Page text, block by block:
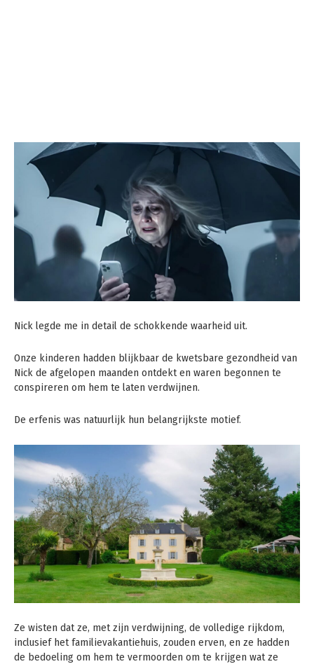
Nick legde me in detail de schokkende waarheid uit.
Onze kinderen hadden blijkbaar de kwetsbare gezondheid van
Nick de afgelopen maanden ontdekt en waren begonnen te
conspireren om hem te laten verdwijnen.
De erfenis was natuurlijk hun belangrijkste motief.
Ze wisten dat ze, met zijn verdwijning, de volledige rijkdom,
inclusief het familievakantiehuis, zouden erven, en ze hadden
de bedoeling om hem te vermoorden om te krijgen wat ze